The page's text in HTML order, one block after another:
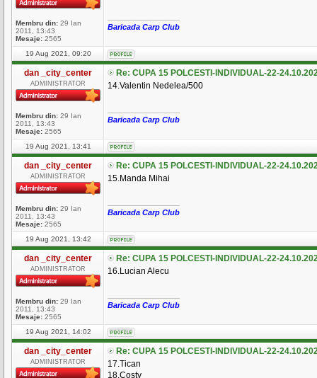
Membru din: 29 Ian
2011, 13:43
Mesaje: 2565
Baricada Carp Club
19 Aug 2021, 09:20
dan _city_center
ADMINISTRATOR
Membru din: 29 Ian
2011, 13:43
Mesaje: 2565
Re: CUPA 15 POLCESTI-INDIVIDUAL-22-
14.Valentin Nedelea/500
Baricada Carp Club
19 Aug 2021, 13:41
dan _city_center
ADMINISTRATOR
Membru din: 29 Ian
2011, 13:43
Mesaje: 2565
Re: CUPA 15 POLCESTI-INDIVIDUAL-22-
15.Manda Mihai
Baricada Carp Club
19 Aug 2021, 13:42
dan _city_center
ADMINISTRATOR
Membru din: 29 Ian
2011, 13:43
Mesaje: 2565
Re: CUPA 15 POLCESTI-INDIVIDUAL-22-
16.Lucian Alecu
Baricada Carp Club
19 Aug 2021, 14:02
dan _city_center
ADMINISTRATOR
Re: CUPA 15 POLCESTI-INDIVIDUAL-22-
17.Tican
18.Costy